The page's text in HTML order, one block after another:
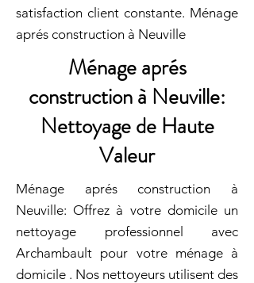
satisfaction client constante. Ménage
aprés construction à Neuville
Ménage aprés
construction à Neuville:
Nettoyage de Haute
Valeur
Ménage aprés construction à
Neuville: Offrez à votre domicile un
nettoyage professionnel avec
Archambault pour votre ménage à
domicile . Nos nettoyeurs utilisent des